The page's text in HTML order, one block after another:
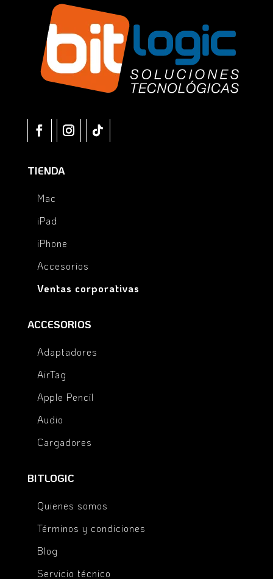
TIENDA
Mac
iPad
iPhone
Accesorios
Ventas corporativas
ACCESORIOS
Adaptadores
AirTag
Apple Pencil
Audio
Cargadores
BITLOGIC
Quienes somos
Términos y condiciones
Blog
Servicio técnico